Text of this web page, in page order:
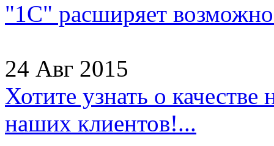
"1С" расширяет
24 Авг 2015
Хотите узнать о
наших клиентов!...